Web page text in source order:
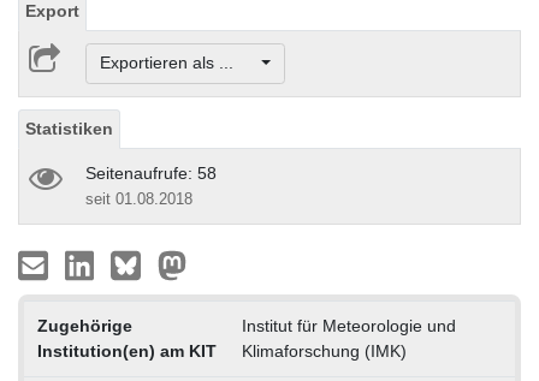
Export
Exportieren als ...
Statistiken
Seitenaufrufe: 58
seit 01.08.2018
Zugehörige
Institution(en) am KIT
Institut für Meteorologie und
Klimaforschung (IMK)